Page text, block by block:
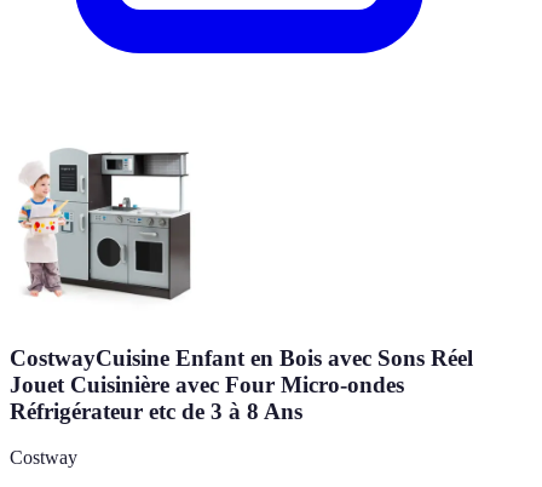
CostwayCuisine Enfant en Bois avec Sons Réel
Jouet Cuisinière avec Four Micro-ondes
Réfrigérateur etc de 3 à 8 Ans
Costway